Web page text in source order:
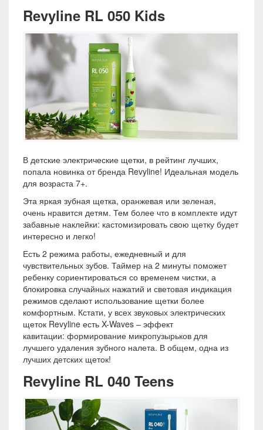
Revyline RL 050 Kids
В детские электрические щетки, в рейтинг лучших,
попала новинка от бренда Revyline! Идеальная модель
для возраста 7+.
Эта яркая зубная щетка, оранжевая или зеленая,
очень нравится детям. Тем более что в комплекте идут
забавные наклейки: кастомизировать свою щетку будет
интересно и легко!
Есть 2 режима работы, ежедневный и для
чувствительных зубов. Таймер на 2 минуты поможет
ребенку сориентироваться со временем чистки, а
блокировка случайных нажатий и световая индикация
режимов сделают использование щетки более
комфортным. Кстати, у всех звуковых электрических
щеток Revyline есть X-Waves – эффект
кавитации: формирование микропузырьков для
лучшего удаления зубного налета. В общем, одна из
лучших детских щеток!
Revyline RL 040 Teens